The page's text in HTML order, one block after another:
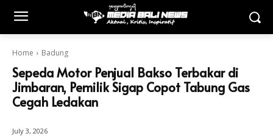
Home Badung
Sepeda Motor Penjual Bakso Terbakar di
Jimbaran, Pemilik Sigap Copot Tabung Gas
Cegah Ledakan
July 3, 2026